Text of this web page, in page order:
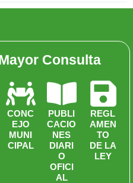
Consulta
CONC
EJO
MUNI
CIPAL
PUBLI
CACIO
NES
DIARI
O
OFICI
AL
REGL
AMEN
TO
DE LA
LEY